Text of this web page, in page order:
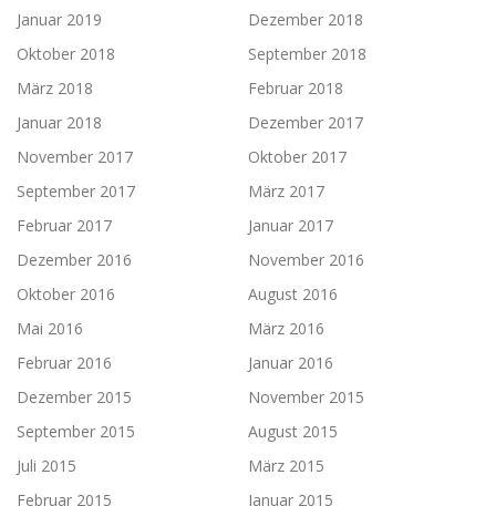
Januar 2019
Dezember 2018
Oktober 2018
September 2018
März 2018
Februar 2018
Januar 2018
Dezember 2017
November 2017
Oktober 2017
September 2017
März 2017
Februar 2017
Januar 2017
Dezember 2016
November 2016
Oktober 2016
August 2016
Mai 2016
März 2016
Februar 2016
Januar 2016
Dezember 2015
November 2015
September 2015
August 2015
Juli 2015
März 2015
Februar 2015
Januar 2015